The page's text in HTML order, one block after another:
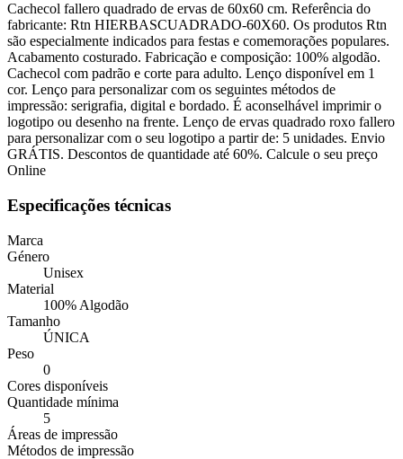
Cachecol fallero quadrado de ervas de 60x60 cm. Referência do
fabricante: Rtn HIERBASCUADRADO-60X60. Os produtos Rtn
são especialmente indicados para festas e comemorações populares.
Acabamento costurado. Fabricação e composição: 100% algodão.
Cachecol com padrão e corte para adulto. Lenço disponível em 1
cor. Lenço para personalizar com os seguintes métodos de
impressão: serigrafia, digital e bordado. É aconselhável imprimir o
logotipo ou desenho na frente. Lenço de ervas quadrado roxo fallero
para personalizar com o seu logotipo a partir de: 5 unidades. Envio
GRÁTIS. Descontos de quantidade até 60%. Calcule o seu preço
Online
Especificações técnicas
Marca
Género
Unisex
Material
100% Algodão
Tamanho
ÚNICA
Peso
0
Cores disponíveis
Quantidade mínima
5
Áreas de impressão
Métodos de impressão